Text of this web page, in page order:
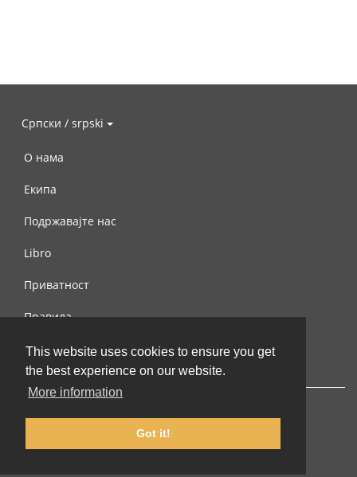
This website uses cookies to ensure you get
the best experience on our website.
More information
Got it!
Српски / srpski
О нама
Екипа
Подржавајте нас
Libro
Приватност
Правила
Контактирајте нас
© 2002-2026 lernu.net |Impressum